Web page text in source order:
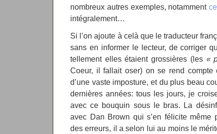
nombreux autres exemples, notamment
intégralement…
Si l’on ajoute à celà que le traducteur
sans en informer le lecteur, de corriger
tellement elles étaient grossières (les «
Coeur, il fallait oser) on se rend compte
d’une vaste imposture, et du plus beau
dernières années: tous les jours, je
avec ce bouquin sous le bras. La
avec Dan Brown qui s’en félicite même
des erreurs, il a selon lui au moins le